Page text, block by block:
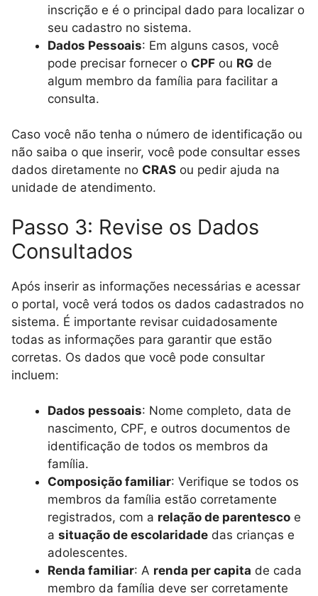
inscrição e é o principal dado para localizar o
seu cadastro no sistema.
Dados Pessoais: Em alguns casos, você
pode precisar fornecer o CPF ou RG de
algum membro da família para facilitar a
consulta.
Caso você não tenha o número de identificação ou
não saiba o que inserir, você pode consultar esses
dados diretamente no CRAS ou pedir ajuda na
unidade de atendimento.
Passo 3: Revise os Dados
Consultados
Após inserir as informações necessárias e acessar
o portal, você verá todos os dados cadastrados no
sistema. É importante revisar cuidadosamente
todas as informações para garantir que estão
corretas. Os dados que você pode consultar
incluem:
Dados pessoais: Nome completo, data de
nascimento, CPF, e outros documentos de
identificação de todos os membros da
família.
Composição familiar: Verifique se todos os
membros da família estão corretamente
registrados, com a relação de parentesco e
a situação de escolaridade das crianças e
adolescentes.
Renda familiar: A renda per capita de cada
membro da família deve ser corretamente